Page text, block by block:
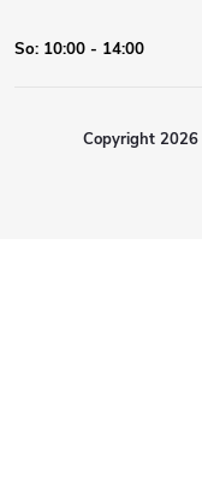
So: 10:00 - 14:00
Copyright 2026